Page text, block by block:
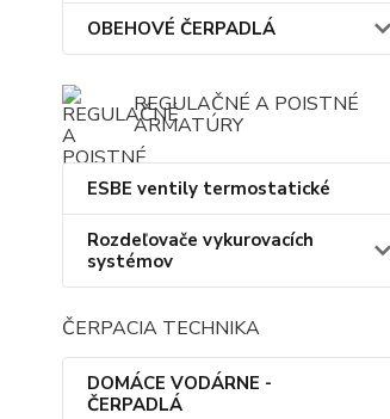
OBEHOVÉ ČERPADLÁ
REGULAČNÉ A POISTNÉ
ARMATÚRY
ESBE ventily termostatické
Rozdeľovače vykurovacích
systémov
ČERPACIA TECHNIKA
DOMÁCE VODÁRNE -
ČERPADLÁ